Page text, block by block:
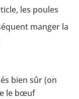
les poules
manger la
bien sûr (on
le bœuf